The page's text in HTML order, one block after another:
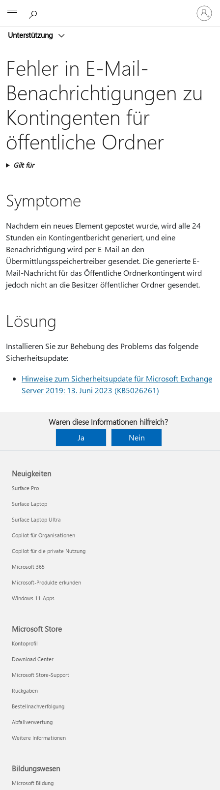
Unterstützung
Bei
Ihrem
Konto
Fehler in E-Mail-
Benachrichtigungen zu
Kontingenten für
öffentliche Ordner
Gilt für
Symptome
Nachdem ein neues Element gepostet wurde, wird alle 24
Stunden ein Kontingentbericht generiert, und eine
Benachrichtigung wird per E-Mail an den
Übermittlungsspeichertreiber gesendet. Die generierte E-
Mail-Nachricht für das Öffentliche Ordnerkontingent wird
jedoch nicht an die Besitzer öffentlicher Ordner gesendet.
Lösung
Installieren Sie zur Behebung des Problems das folgende
Sicherheitsupdate:
Hinweise zum Sicherheitsupdate für Microsoft Exchange
Server 2019: 13. Juni 2023 (KB5026261)
Waren diese Informationen hilfreich?
Ja
Nein
Neuigkeiten
Surface Pro
Surface Laptop
Surface Laptop Ultra
Copilot für Organisationen
Copilot für die private Nutzung
Microsoft 365
Microsoft-Produkte erkunden
Windows 11-Apps
Microsoft Store
Kontoprofil
Download Center
Microsoft Store-Support
Rückgaben
Bestellnachverfolgung
Abfallverwertung
Weitere Informationen
Bildungswesen
Microsoft Bildung